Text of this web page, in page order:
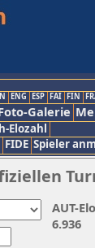
ENG ESP FAI FIN
Galerie
Elozahl
FIDE Spieler
AUT-
6.936